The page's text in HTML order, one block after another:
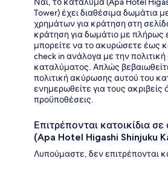
Tower) έχει διαθέσιμα δωμάτια
χρημάτων για κράτηση στη
κράτηση για δωμάτιο με πλήρως
μπορείτε να το ακυρώσετε έως
check in ανάλογα με την
καταλύματος. Απλώς
πολιτική ακύρωσης αυτού του
ενημερωθείτε για τους ακριβείς
προϋποθέσεις.
Επιτρέπονται κατοικίδια
(Apa Hotel Higashi Shinjuku
Λυπούμαστε, δεν επιτρέπονται